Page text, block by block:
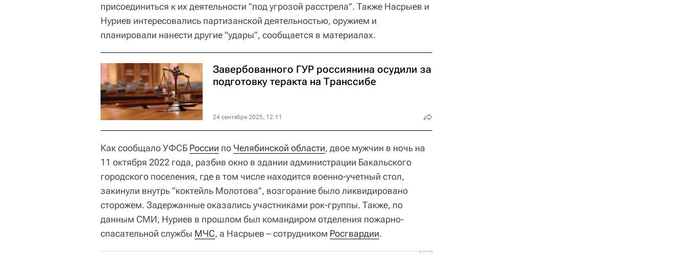
присоединиться к их деятельности "под угрозой расстрела". Также Насрыев и
Нуриев интересовались партизанской деятельностью, оружием и
планировали нанести другие "удары", сообщается в материалах.
Завербованного ГУР россиянина осудили за
подготовку теракта на Транссибе
24 сентября 2025, 12:11
Как сообщало УФСБ России по Челябинской области, двое мужчин в ночь на
11 октября 2022 года, разбив окно в здании администрации Бакальского
городского поселения, где в том числе находится военно-учетный стол,
закинули внутрь "коктейль Молотова", возгорание было ликвидировано
сторожем. Задержанные оказались участниками рок-группы. Также, по
данным СМИ, Нуриев в прошлом был командиром отделения пожарно-
спасательной службы МЧС, а Насрыев – сотрудником Росгвардии.